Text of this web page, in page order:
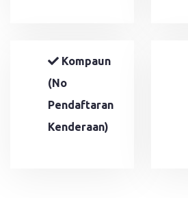
Kompaun
(No
Pendaftaran
Kenderaan)